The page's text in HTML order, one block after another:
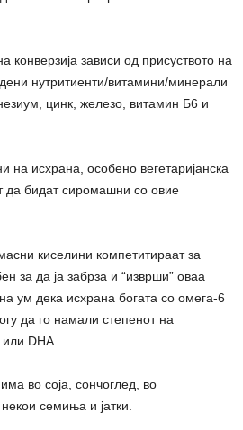
конверзија зависи од присуството на
нутритиенти/витамини/минерали
цинк, железо, витамин Б6 и
на исхрана, особено вегетаријанска
да бидат сиромашни со овие
киселини компетитираат за
за да ја забрза и “изврши” оваа
ум дека исхрана богата со омега-6
да го намали степенот на
DHA.
во соја, сончоглед, во
семиња и јатки.